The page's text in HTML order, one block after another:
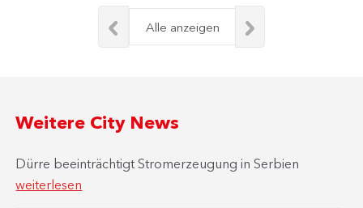
Alle anzeigen
Weitere City News
Dürre beeinträchtigt Stromerzeugung in Serbien
weiterlesen